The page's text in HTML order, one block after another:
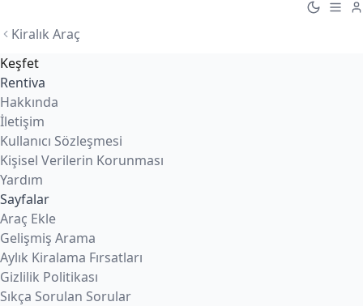
Kiralık Araç
Keşfet
Rentiva
Hakkında
İletişim
Kullanıcı Sözleşmesi
Kişisel Verilerin Korunması
Yardım
Sayfalar
Araç Ekle
Gelişmiş Arama
Aylık Kiralama Fırsatları
Gizlilik Politikası
Sıkça Sorulan Sorular